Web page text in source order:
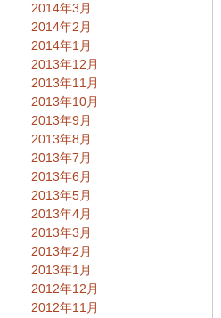
2014年3月
2014年2月
2014年1月
2013年12月
2013年11月
2013年10月
2013年9月
2013年8月
2013年7月
2013年6月
2013年5月
2013年4月
2013年3月
2013年2月
2013年1月
2012年12月
2012年11月